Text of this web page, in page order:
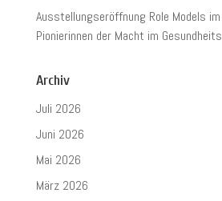
Ausstellungseröffnung Role Models
Pionierinnen der Macht im
Archiv
Juli 2026
Juni 2026
Mai 2026
März 2026